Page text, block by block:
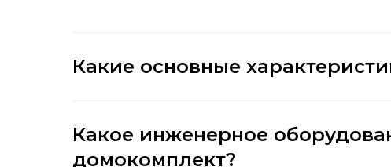
Какие основные
Какое инженерное
домокомплект?